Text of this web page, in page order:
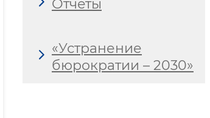
Отчёты
«Устранение
бюрократии – 2030»